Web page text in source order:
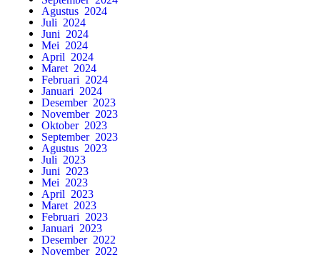
Agustus 2024
Juli 2024
Juni 2024
Mei 2024
April 2024
Maret 2024
Februari 2024
Januari 2024
Desember 2023
November 2023
Oktober 2023
September 2023
Agustus 2023
Juli 2023
Juni 2023
Mei 2023
April 2023
Maret 2023
Februari 2023
Januari 2023
Desember 2022
November 2022